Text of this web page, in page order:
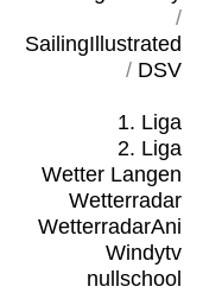
/
SailingIllustrated
/ DSV
1. Liga
2. Liga
Wetter Langen
Wetterradar
WetterradarAni
Windytv
nullschool